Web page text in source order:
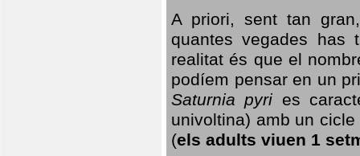
A priori, sent tan
quantes vegades has
realitat és que el
podíem pensar en un
Saturnia pyri es
univoltina) amb un
(els adults viuen 1